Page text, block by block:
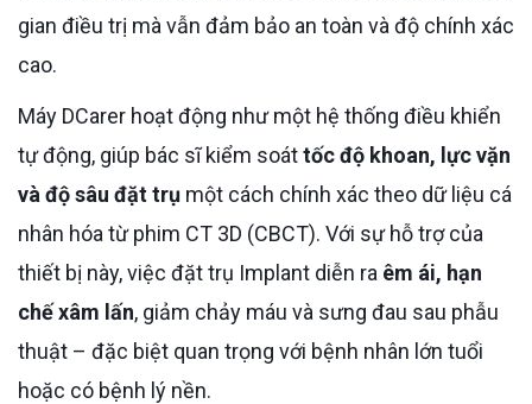
gian điều trị mà vẫn đảm bảo an toàn và độ chính xác
cao.
Máy DCarer hoạt động như một hệ thống điều khiển
tự động, giúp bác sĩ kiểm soáttốc độ khoan, lực vặn
và độ sâu đặt trụ một cách chính xác theo dữ liệu cá
nhân hóa từ phim CT 3D (CBCT). Với sự hỗ trợ của
thiết bị này, việc đặt trụ Implant diễn ra êm ái, hạn
chế xâm lấn, giảm chảy máu và sưng đau sau phẫu
thuật – đặc biệt quan trọng với bệnh nhân lớn tuổi
hoặc có bệnh lý nền.